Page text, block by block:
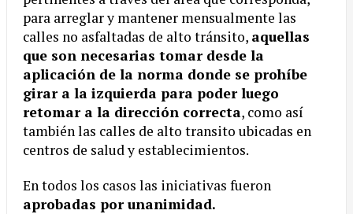
para arreglar y mantener mensualmente las
calles no asfaltadas de alto tránsito, aquellas
que son necesarias tomar desde la
aplicación de la norma donde se prohíbe
girar a la izquierda para poder luego
retomar a la dirección correcta, como así
también las calles de alto transito ubicadas en
centros de salud y establecimientos.
En todos los casos las iniciativas fueron
aprobadas por unanimidad.